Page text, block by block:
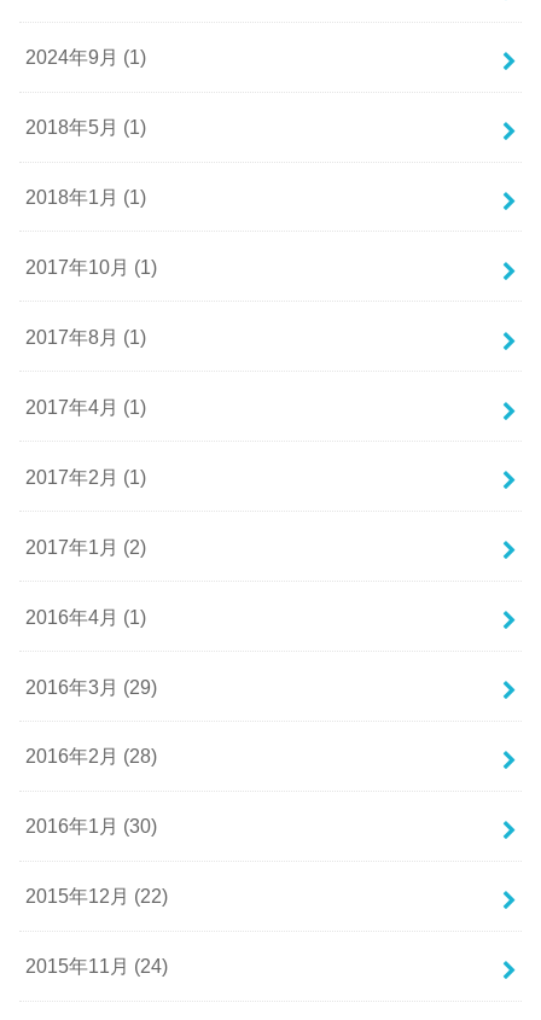
2024年9月 (1)
2018年5月 (1)
2018年1月 (1)
2017年10月 (1)
2017年8月 (1)
2017年4月 (1)
2017年2月 (1)
2017年1月 (2)
2016年4月 (1)
2016年3月 (29)
2016年2月 (28)
2016年1月 (30)
2015年12月 (22)
2015年11月 (24)